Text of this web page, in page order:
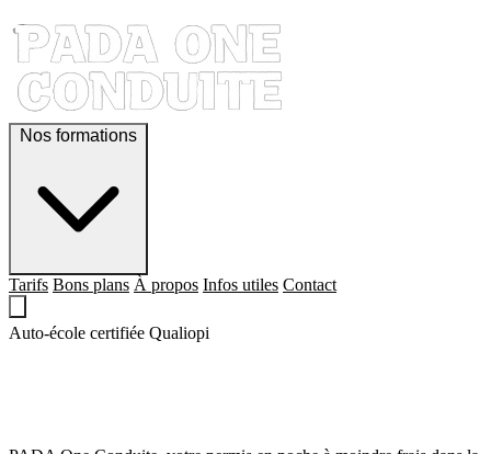
Nos formations
Tarifs Bons plans À propos Infos utiles Contact
Auto-école certifiée Qualiopi